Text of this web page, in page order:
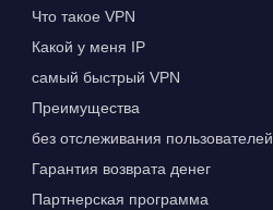
Что такое VPN
Какой у меня IP
самый быстрый VPN
Преимущества
без отслеживания пользователей
Гарантия возврата денег
Партнерская программа